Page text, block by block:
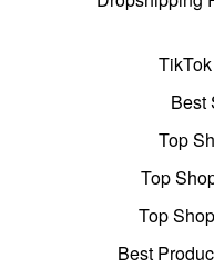
Best
Top
Top
Top
Best